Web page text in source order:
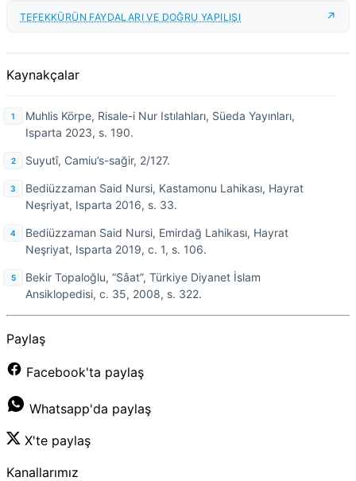
TEFEKKÜRÜN FAYDALARI VE DOĞRU YAPILIŞI
Kaynakçalar
Muhlis Körpe, Risale-i Nur Istılahları, Süeda Yayınları,
Isparta 2023, s. 190.
Suyutî, Camiu’s-sağir, 2/127.
Bediüzzaman Said Nursi, Kastamonu Lahikası, Hayrat
Neşriyat, Isparta 2016, s. 33.
Bediüzzaman Said Nursi, Emirdağ Lahikası, Hayrat
Neşriyat, Isparta 2019, c. 1, s. 106.
Bekir Topaloğlu, “Sâat”, Türkiye Diyanet İslam
Ansiklopedisi, c. 35, 2008, s. 322.
Paylaş
Facebook'ta paylaş
Whatsapp'da paylaş
X'te paylaş
Kanallarımız